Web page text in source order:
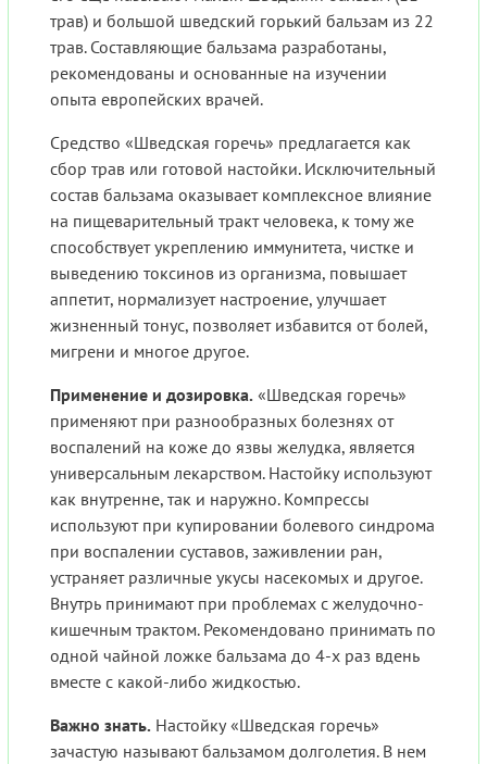
трав) и большой шведский горький бальзам из 22
трав. Составляющие бальзама разработаны,
рекомендованы и основанные на изучении
опыта европейских врачей.
Средство «Шведская горечь» предлагается как
сбор трав или готовой настойки. Исключительный
состав бальзама оказывает комплексное влияние
на пищеварительный тракт человека, к тому же
способствует укреплению иммунитета, чистке и
выведению токсинов из организма, повышает
аппетит, нормализует настроение, улучшает
жизненный тонус, позволяет избавится от болей,
мигрени и многое другое.
Применение и дозировка. «Шведская горечь»
применяют при разнообразных болезнях от
воспалений на коже до язвы желудка, является
универсальным лекарством. Настойку используют
как внутренне, так и наружно. Компрессы
используют при купировании болевого синдрома
при воспалении суставов, заживлении ран,
устраняет различные укусы насекомых и другое.
Внутрь принимают при проблемах с желудочно-
кишечным трактом. Рекомендовано принимать по
одной чайной ложке бальзама до 4-х раз вдень
вместе с какой-либо жидкостью.
Важно знать. Настойку «Шведская горечь»
зачастую называют бальзамом долголетия. В нем